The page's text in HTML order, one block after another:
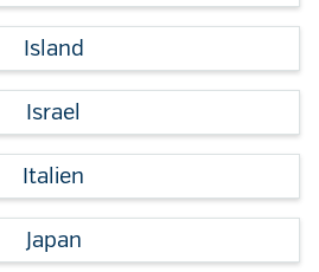
Island
Israel
Italien
Japan